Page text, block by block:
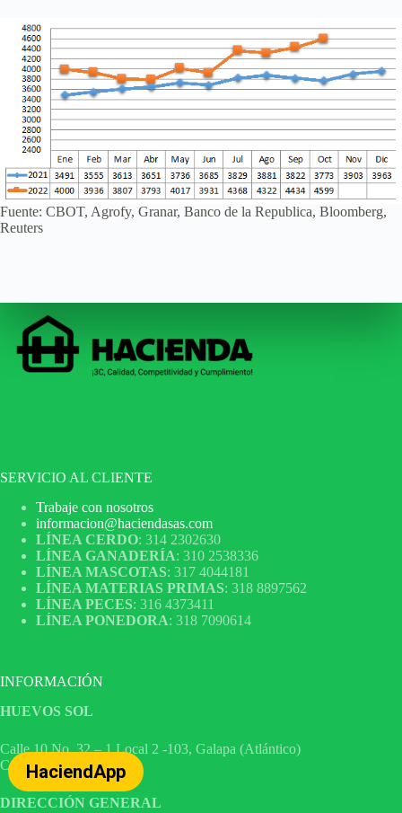
Fuente: CBOT, Agrofy, Granar, Banco de la Republica, Bloomberg,
Reuters
HaciendApp
SERVICIO AL CLIENTE
Trabaje con nosotros
informacion@haciendasas.com
LÍNEA CERDO: 314 2302630
LÍNEA GANADERÍA: 310 2538336
LÍNEA MASCOTAS: 317 4044181
LÍNEA MATERIAS PRIMAS: 318 8897562
LÍNEA PECES: 316 4373411
LÍNEA PONEDORA: 318 7090614
INFORMACIÓN
HUEVOS SOL
Calle 10 No. 32 – 1 Local 2 -103, Galapa (Atlántico)
Cel 316 4535182
DIRECCIÓN GENERAL